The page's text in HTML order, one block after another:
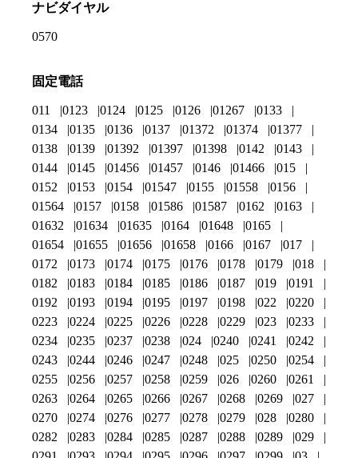
ナビダイヤル
0570
固定電話
011 0123 0124 0125 0126 01267
0133
0134
0135 0136 0137 01372 01374
01377
0138
0139 01392 01397 01398 0142
0143
0144
0145 01456 01457 0146 01466
015
0152
0153 0154 01547 0155 01558
0156
01564
0157 0158 01586 01587 0162
0163
01632
01634 01635 0164 01648
0165
01654
01655 01656 01658 0166 0167
017
0172
0173 0174 0175 0176 0178 0179
018
0182
0183 0184 0185 0186 0187 019
0191
0192
0193 0194 0195 0197 0198 022
0220
0223
0224 0225 0226 0228 0229 023
0233
0234
0235 0237 0238 024 0240 0241
0242
0243
0244 0246 0247 0248 025 0250
0254
0255
0256 0257 0258 0259 026 0260
0261
0263
0264 0265 0266 0267 0268 0269
027
0270
0274 0276 0277 0278 0279 028
0280
0282
0283 0284 0285 0287 0288 0289
029